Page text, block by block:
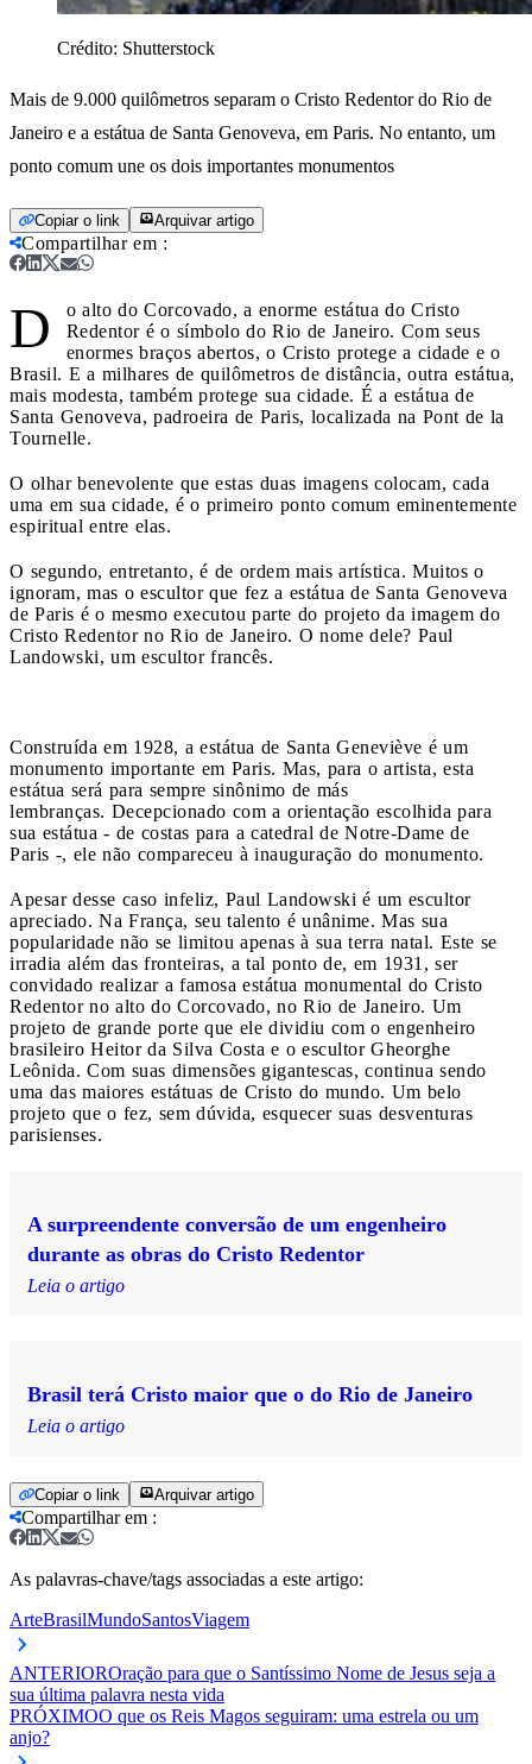
Crédito: Shutterstock
Mais de 9.000 quilômetros separam o Cristo Redentor do Rio de
Janeiro e a estátua de Santa Genoveva, em Paris. No entanto, um
ponto comum une os dois importantes monumentos
Copiar o link Arquivar artigo
Compartilhar em :
D
o alto do Corcovado, a enorme estátua do Cristo
Redentor é o símbolo do Rio de Janeiro. Com seus
enormes braços abertos, o Cristo protege a cidade e o
Brasil. E a milhares de quilômetros de distância, outra estátua,
mais modesta, também protege sua cidade. É a estátua de
Santa Genoveva, padroeira de Paris, localizada na Pont de la
Tournelle.
O olhar benevolente que estas duas imagens colocam, cada
uma em sua cidade, é o primeiro ponto comum eminentemente
espiritual entre elas.
O segundo, entretanto, é de ordem mais artística. Muitos o
ignoram, mas o escultor que fez a estátua de Santa Genoveva
de Paris é o mesmo executou parte do projeto da imagem do
Cristo Redentor no Rio de Janeiro. O nome dele? Paul
Landowski, um escultor francês.
Construída em 1928, a estátua de Santa Geneviève é um
monumento importante em Paris. Mas, para o artista, esta
estátua será para sempre sinônimo de más
lembranças. Decepcionado com a orientação escolhida para
sua estátua - de costas para a catedral de Notre-Dame de
Paris -, ele não compareceu à inauguração do monumento.
Apesar desse caso infeliz, Paul Landowski é um escultor
apreciado. Na França, seu talento é unânime. Mas sua
popularidade não se limitou apenas à sua terra natal. Este se
irradia além das fronteiras, a tal ponto de, em 1931, ser
convidado realizar a famosa estátua monumental do Cristo
Redentor no alto do Corcovado, no Rio de Janeiro. Um
projeto de grande porte que ele dividiu com o engenheiro
brasileiro Heitor da Silva Costa e o escultor Gheorghe
Leônida. Com suas dimensões gigantescas, continua sendo
uma das maiores estátuas de Cristo do mundo. Um belo
projeto que o fez, sem dúvida, esquecer suas desventuras
parisienses.
A surpreendente conversão de um engenheiro
durante as obras do Cristo Redentor
Leia o artigo
Brasil terá Cristo maior que o do Rio de Janeiro
Leia o artigo
Copiar o link Arquivar artigo
Compartilhar em :
As palavras-chave/tags associadas a este artigo:
ArteBrasilMundoSantosViagem
ANTERIOROração para que o Santíssimo Nome de Jesus seja a
sua última palavra nesta vida
PRÓXIMOO que os Reis Magos seguiram: uma estrela ou um
anjo?